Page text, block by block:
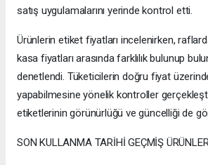
satış uygulamalarını yerinde kontrol etti.
Ürünlerin etiket fiyatları incelenirken,
kasa fiyatları arasında farklılık bulunup
denetlendi. Tüketicilerin doğru fiyat
yapabilmesine yönelik kontroller
etiketlerinin görünürlüğü ve güncelliği de
SON KULLANMA TARİHİ GEÇMİŞ